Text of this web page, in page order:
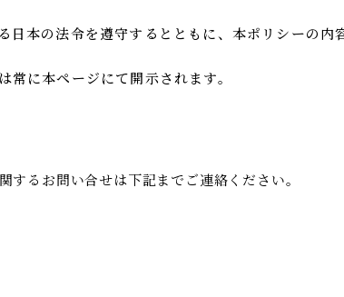
本の法令を遵守するとともに、本ポリシーの内
に本ページにて開示されます。
するお問い合せは下記までご連絡ください。